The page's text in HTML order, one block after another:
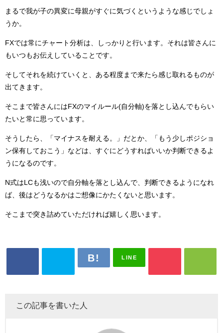
まるで我が子の異変に母親がすぐに気づくというような感じでしょ
うか。
FXでは常にチャート分析は、しっかりと行います。それは皆さんに
もいつもお伝えしていることです。
そしてそれを続けていくと、ある程度まで来たら感じ取れるものが
出てきます。
そこまで皆さんにはFXのマイルール(自分軸)を落とし込んでもらい
たいと常に思っています。
そうしたら、「マイナスを耐える。」だとか、「もう少しポジショ
ン保有しておこう」などは、すぐにどうすればいいか判断できるよ
うになるのです。
N式はLCも浅いので自分軸を落とし込んで、判断できるようになれ
ば、後はどうなるかはご想像にかたくないと思います。
そこまで突き詰めていただければ嬉しく思います。
LINE
この記事を書いた人